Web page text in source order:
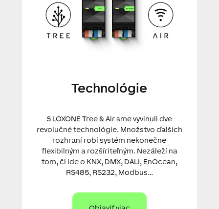
Technológie
S LOXONE Tree & Air sme vyvinuli dve
revolučné technológie. Množstvo ďalších
rozhraní robí systém nekonečne
flexibilným a rozšíriteľným. Nezáleží na
tom, či ide o KNX, DMX, DALI, EnOcean,
RS485, RS232, Modbus…